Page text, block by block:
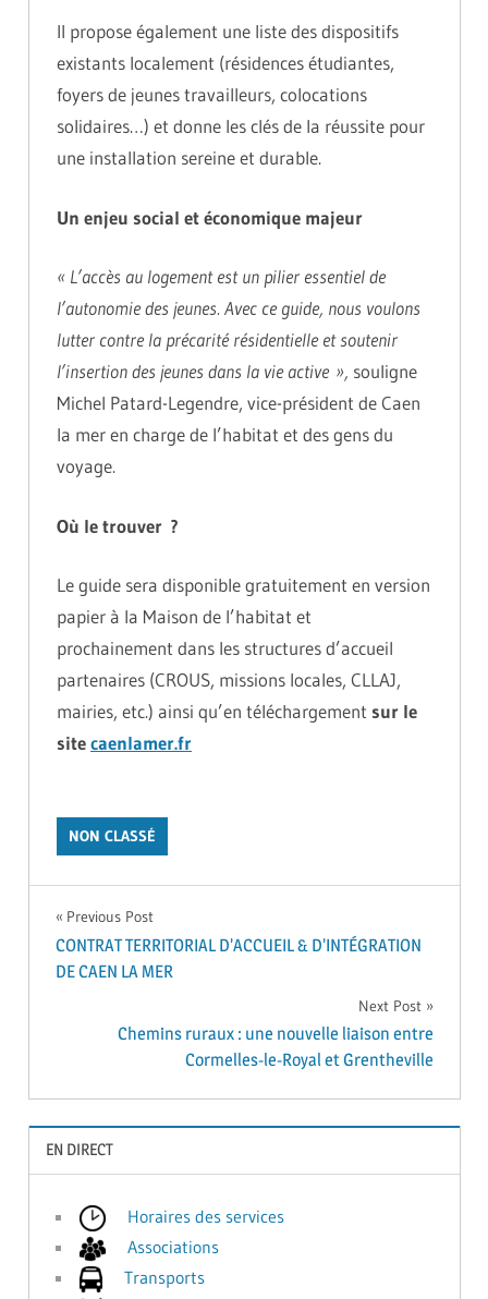
Il propose également une liste des dispositifs
existants localement (résidences étudiantes,
foyers de jeunes travailleurs, colocations
solidaires…) et donne les clés de la réussite pour
une installation sereine et durable.
Un enjeu social et économique majeur
« L’accès au logement est un pilier essentiel de
l’autonomie des jeunes. Avec ce guide, nous voulons
lutter contre la précarité résidentielle et soutenir
l’insertion des jeunes dans la vie active », souligne
Michel Patard-Legendre, vice-président de Caen
la mer en charge de l’habitat et des gens du
voyage.
Où le trouver ?
Le guide sera disponible gratuitement en version
papier à la Maison de l’habitat et
prochainement dans les structures d’accueil
partenaires (CROUS, missions locales, CLLAJ,
mairies, etc.) ainsi qu’en téléchargement sur le
sitecaenlamer.fr
NON CLASSÉ
Navigation
de
l’article
Previous Post
CONTRAT TERRITORIAL D’ACCUEIL & D’INTÉGRATION
DE CAEN LA MER
Next Post
Chemins ruraux : une nouvelle liaison entre
Cormelles-le-Royal et Grentheville
EN DIRECT
Horaires des services
Associations
Transports